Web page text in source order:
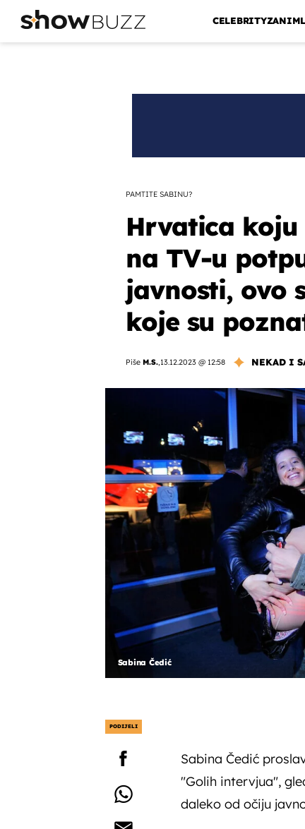
CELEBRITY
PAMTITE SABINU?
Hrvatica koju
na TV-u
javnosti, ovo
koje su
Piše M.S.,13.12.2023 @ 12:58 NEKAD I
Sabina Čedić
PODIJELI
Sabina Čedić
"Golih intervjua",
daleko od očiju